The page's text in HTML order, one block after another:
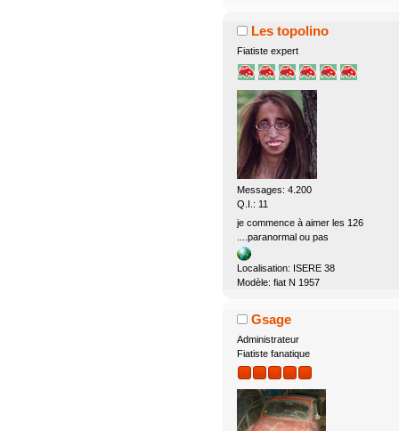
Les topolino
Fiatiste expert
Messages: 4.200
Q.I.: 11
je commence à aimer les 126
....paranormal ou pas
Localisation: ISERE 38
Modèle: fiat N 1957
Gsage
Administrateur
Fiatiste fanatique